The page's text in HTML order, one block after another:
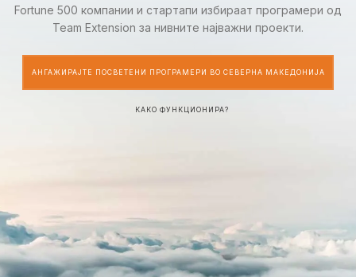
Fortune 500 компании и стартапи избираат програмери од
Team Extension за нивните најважни проекти.
АНГАЖИРАЈТЕ ПОСВЕТЕНИ ПРОГРАМЕРИ ВО СЕВЕРНА МАКЕДОНИЈА
КАКО ФУНКЦИОНИРА?